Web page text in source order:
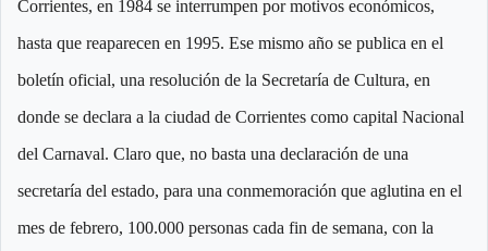
Corrientes, en 1984 se interrumpen por motivos económicos,
hasta que reaparecen en 1995. Ese mismo año se publica en el
boletín oficial, una resolución de la Secretaría de Cultura, en
donde se declara a la ciudad de Corrientes como capital Nacional
del Carnaval. Claro que, no basta una declaración de una
secretaría del estado, para una conmemoración que aglutina en el
mes de febrero, 100.000 personas cada fin de semana, con la